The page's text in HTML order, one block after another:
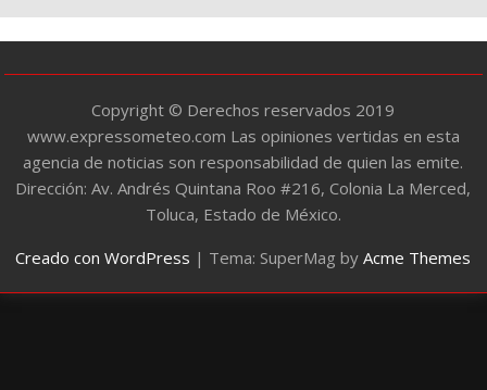
í
a
Copyright © Derechos reservados 2019
www.expressometeo.com Las opiniones vertidas en esta
agencia de noticias son responsabilidad de quien las emite.
Dirección: Av. Andrés Quintana Roo #216, Colonia La Merced,
Toluca, Estado de México.
Creado con WordPress | Tema: SuperMag byAcme Themes